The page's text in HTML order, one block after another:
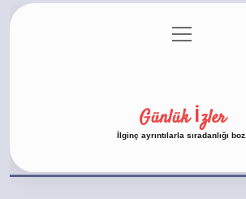
Gizlilik Politikası
menüyü
aç
Günlük İzler
İlginç ayrıntılarla sıradanlığı boz.